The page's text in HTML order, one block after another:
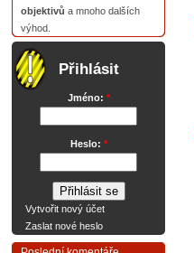
objektivů a mnoho dalších
výhod.
Přihlásit
Jméno: *
Heslo: *
Vytvořit nový účet
Zaslat nové heslo